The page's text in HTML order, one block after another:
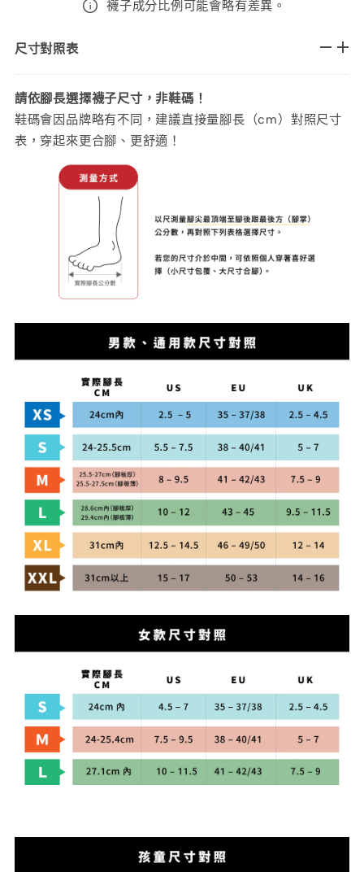
襪子成分比例可能會略有差異。
尺寸對照表
請依腳長選擇襪子尺寸，非鞋碼！
鞋碼會因品牌略有不同，建議直接量腳長（cm）對照尺寸
表，穿起來更合腳、更舒適！